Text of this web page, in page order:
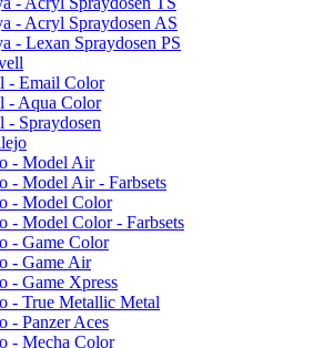
- Acryl Spraydosen AS
- Lexan Spraydosen PS
- Email Color
- Aqua Color
- Spraydosen
- Model Air
- Model Air - Farbsets
- Model Color
- Model Color - Farbsets
- Game Color
- Game Air
- Game Xpress
- True Metallic Metal
- Panzer Aces
- Mecha Color